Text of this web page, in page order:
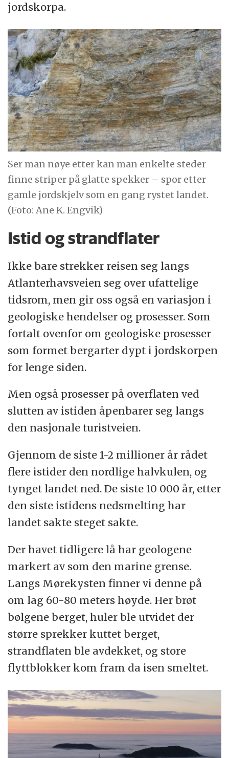
jordskorpa.
Ser man nøye etter kan man enkelte steder
finne striper på glatte spekker – spor etter
gamle jordskjelv som en gang rystet landet.
(Foto: Ane K. Engvik)
Istid og strandflater
Ikke bare strekker reisen seg langs
Atlanterhavsveien seg over ufattelige
tidsrom, men gir oss også en variasjon i
geologiske hendelser og prosesser. Som
fortalt ovenfor om geologiske prosesser
som formet bergarter dypt i jordskorpen
for lenge siden.
Men også prosesser på overflaten ved
slutten av istiden åpenbarer seg langs
den nasjonale turistveien.
Gjennom de siste 1-2 millioner år rådet
flere istider den nordlige halvkulen, og
tynget landet ned. De siste 10 000 år, etter
den siste istidens nedsmelting har
landet sakte steget sakte.
Der havet tidligere lå har geologene
markert av som den marine grense.
Langs Mørekysten finner vi denne på
om lag 60-80 meters høyde. Her brøt
bølgene berget, huler ble utvidet der
større sprekker kuttet berget,
strandflaten ble avdekket, og store
flyttblokker kom fram da isen smeltet.